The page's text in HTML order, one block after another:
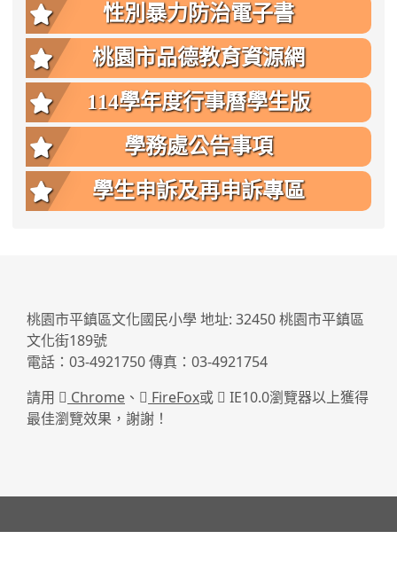
性別暴力防治電子書
桃園市品德教育資源網
114學年度行事曆學生版
學務處公告事項
學生申訴及再申訴專區
桃園市平鎮區文化國民小學 地址: 32450 桃園市平鎮區
文化街189號
電話：03-4921750 傳真：03-4921754
請用
Chrome 、 FireFox或
IE10.0瀏覽器以上獲得
最佳瀏覽效果，謝謝！